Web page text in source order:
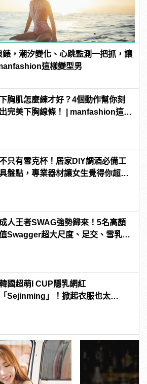
，潮汐變化、心跳監測一把抓，讓
這樣變型男
胸肌怎麼練才好？4個動作幫你刻
出完美下胸線條！ | manfashion這樣
只有雪克杯！居家DIY調酒必備工
盤點，專業器材讓女生覺得你超
成人王者SWAG強勢歸來！5名高顏
Swagger超大尺度、足交、雪乳、
國超萌I CUP隱乳網紅
「Sejinming」！掀起衣服也太